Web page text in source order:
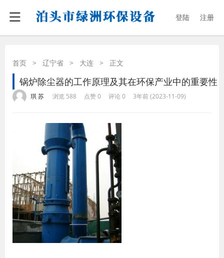
登陆 注册
首页 > 辽宁省 > 大连 > 正文
锅炉除尘器的工作原理及其在环保产业中的重要性
琪 苏 浏览 588 点赞 0 评论 0 3年前 (2023-11-09)